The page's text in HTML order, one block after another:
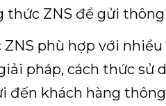
thức ZNS để gửi
phù hợp với
pháp, cách thức sử
đến khách hàng